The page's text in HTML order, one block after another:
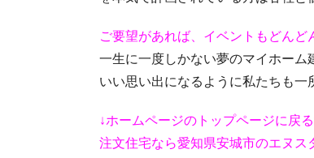
ご要望があれば、イベントもどんど
一生に一度しかない夢のマイホーム
いい思い出になるように私たちも一
↓ホームページのトップページに戻
注文住宅なら愛知県安城市のエヌス